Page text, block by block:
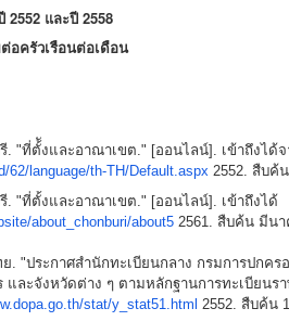
2552 และปี 2558
เรือนต่อเดือน
"ที่ตั้ังและอาณาเขต." [ออนไลน์]. เข้าถึงได้จ
language/th-TH/Default.aspx 2552. สืบค้
"ที่ตั้งและอาณาเขต." [ออนไลน์]. เข้าถึงได้
about_chonburi/about52561. สืบค้น มีนา
. "ประกาศสำนักทะเบียนกลาง กรมการปกคร
ละจังหวัดต่าง ๆ ตามหลักฐานการทะเบียนร
stat/y_stat51.html 2552. สืบค้น